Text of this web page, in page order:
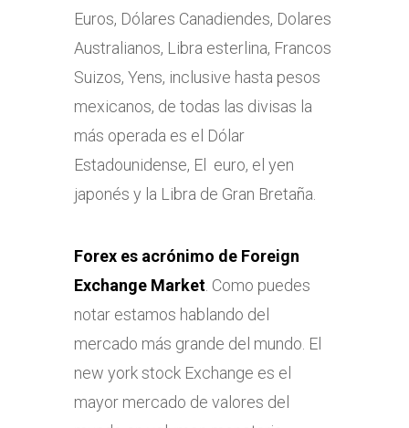
Euros, Dólares Canadiendes, Dolares
Australianos, Libra esterlina, Francos
Suizos, Yens, inclusive hasta pesos
mexicanos, de todas las divisas la
más operada es el Dólar
Estadounidense, El euro, el yen
japonés y la Libra de Gran Bretaña.
Forex es acrónimo de Foreign
Exchange Market. Como puedes
notar estamos hablando del
mercado más grande del mundo. El
new york stock Exchange es el
mayor mercado de valores del